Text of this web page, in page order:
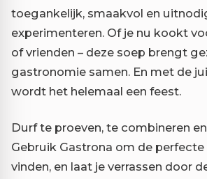
toegankelijk, smaakvol en
experimenteren. Of je nu kookt
of vrienden – deze soep brengt
gastronomie samen. En met de
wordt het helemaal een feest.
Durf te proeven, te combineren
Gebruik Gastrona om de
vinden, en laat je verrassen door